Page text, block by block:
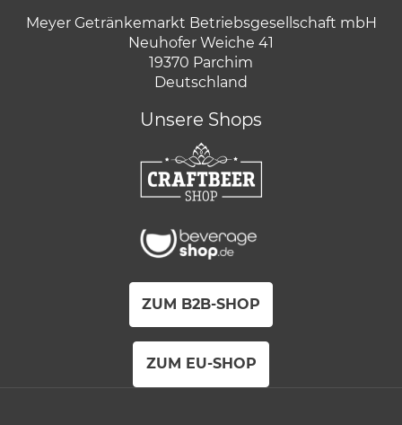
Meyer Getränkemarkt Betriebsgesellschaft mbH
Neuhofer Weiche 41
19370 Parchim
Deutschland
Unsere Shops
ZUM B2B-SHOP
ZUM EU-SHOP